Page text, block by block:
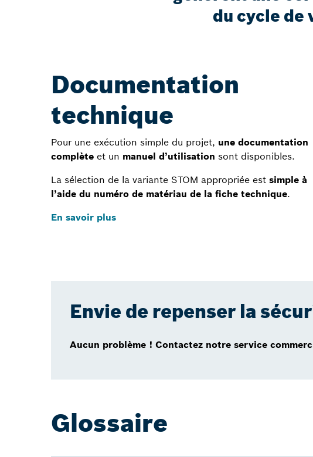
du cycle de
Documentation
technique
Pour une exécution simple du projet, une documentation
complète et un manuel d’utilisation sont disponibles.
La sélection de la variante STOM appropriée est simple à
l’aide du numéro de matériau de la fiche technique.
En savoir plus
Envie de repenser la
Aucun problème ! Contactez notre service
Glossaire